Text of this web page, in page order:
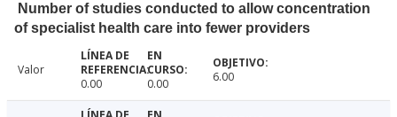
Number of studies conducted to allow concentration
of specialist health care into fewer providers
Valor
0.00
0.00 6.00